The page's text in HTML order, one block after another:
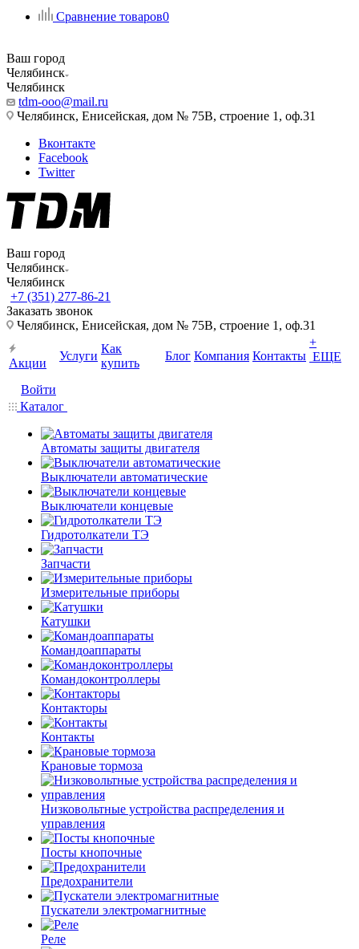
Сравнение товаров0
Ваш город
Челябинск
Челябинск
tdm-ooo@mail.ru
Челябинск, Енисейская, дом № 75В, строение 1, оф.31
Вконтакте
Facebook
Twitter
Ваш город
Челябинск
Челябинск
+7 (351) 277-86-21
Заказать звонок
Челябинск, Енисейская, дом № 75В, строение 1, оф.31
Акции
Услуги
Как
купить
Блог Компания Контакты
+
ЕЩЕ
Войти
Каталог
Автоматы защиты двигателя
Выключатели автоматические
Выключатели концевые
Гидротолкатели ТЭ
Запчасти
Измерительные приборы
Катушки
Командоаппараты
Командоконтроллеры
Контакторы
Контакты
Крановые тормоза
Низковольтные устройства распределения и
управления
Посты кнопочные
Предохранители
Пускатели электромагнитные
Реле